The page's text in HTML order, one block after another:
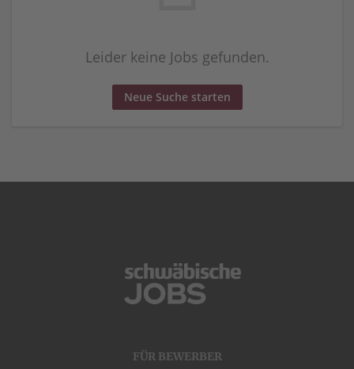
Leider keine Jobs gefunden.
Neue Suche starten
FÜR BEWERBER